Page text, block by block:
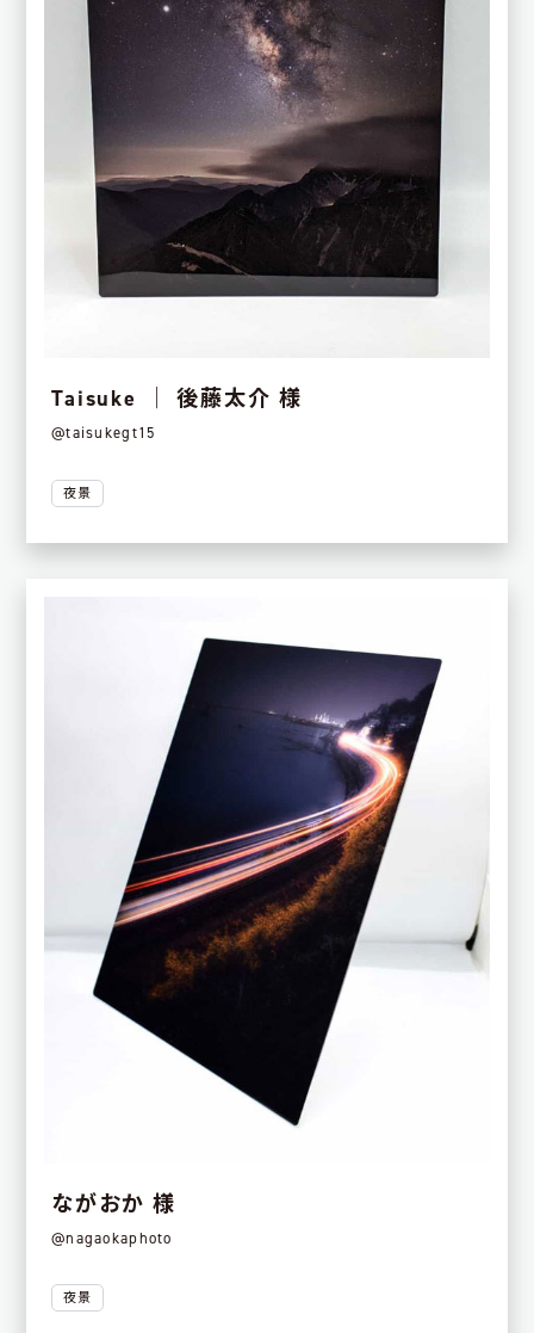
Taisuke │ 後藤太介 様
@taisukegt15
夜景
ながおか 様
@nagaokaphoto
夜景